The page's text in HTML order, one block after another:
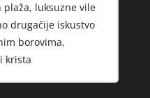
luksuzne vile
drugačije iskustvo
borovima,
krista